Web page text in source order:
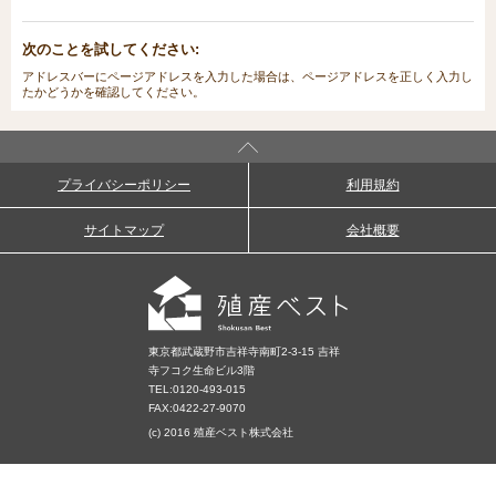
次のことを試してください:
アドレスバーにページアドレスを入力した場合は、ページアドレスを正しく入力し
たかどうかを確認してください。
プライバシーポリシー 利用規約
サイトマップ 会社概要
東京都武蔵野市吉祥寺南町2-3-15 吉祥
寺フコク生命ビル3階
TEL:0120-493-015
FAX:0422-27-9070
(c) 2016 殖産ベスト株式会社